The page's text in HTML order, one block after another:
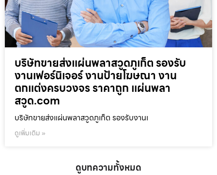
บริษัทขายส่งแผ่นพลาสวูดภูเก็ต รองรับ
งานเฟอร์นิเจอร์ งานป้ายโฆษณา งาน
ตกแต่งครบวงจร ราคาถูก แผ่นพลา
สวูด.com
บริษัทขายส่งแผ่นพลาสวูดภูเก็ต รองรับงานเ
ดูเพิ่มเติม »
ดูบทความทั้งหมด